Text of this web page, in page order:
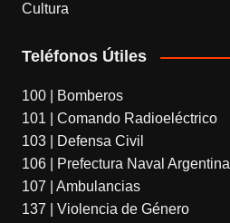
Cultura
Teléfonos Útiles
100 | Bomberos
101 | Comando Radioeléctrico
103 | Defensa Civil
106 | Prefectura Naval Argentina
107 | Ambulancias
137 | Violencia de Género